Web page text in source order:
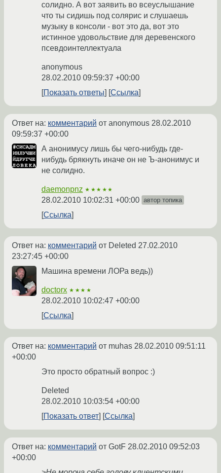
солидно. А вот заявить во всеуслышание
что ты сидишь под солярис и слушаешь
музыку в консоли - вот это да, вот это
истинное удовольствие для деревенского
псевдоинтеллектуала
anonymous
28.02.2010 09:59:37 +00:00
Показать ответы
Ссылка
Ответ на: комментарий от anonymous 28.02.2010
09:59:37 +00:00
А анонимусу лишь бы чего-нибудь где-
нибудь брякнуть иначе он не Ъ-анонимус и
не солидно.
daemonpnz ★★★★★
28.02.2010 10:02:31 +00:00 автор топика
Ссылка
Ответ на: комментарий от Deleted 27.02.2010
23:27:45 +00:00
Машина времени ЛОРа ведь))
doctorx ★★★★
28.02.2010 10:02:47 +00:00
Ссылка
Ответ на: комментарий от muhas 28.02.2010 09:51:11
+00:00
Это просто обратный вопрос :)
Deleted
28.02.2010 10:03:54 +00:00
Показать ответ
Ссылка
Ответ на: комментарий от GotF 28.02.2010 09:52:03
+00:00